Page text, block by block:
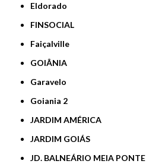
Eldorado
FINSOCIAL
Faiçalville
GOIÂNIA
Garavelo
Goiania 2
JARDIM AMÉRICA
JARDIM GOIÁS
JD. BALNEÁRIO MEIA PONTE